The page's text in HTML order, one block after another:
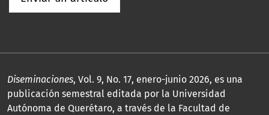
Diseminaciones, Vol. 9, No. 17, enero-junio 2026, es una
publicación semestral editada por la Universidad
Autónoma de Querétaro, a través de la Facultad de